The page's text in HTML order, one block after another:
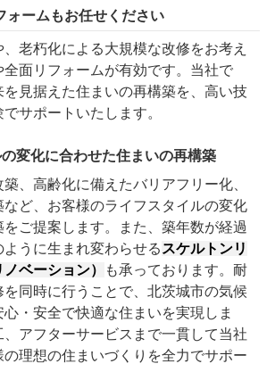
ォームもお任せください
老朽化による大規模な改修をお考え
面リフォームが有効です。当社で
を見据えた住まいの再構築を、高い技
サポートいたします。
変化に合わせた住まいの再構築
、高齢化に備えたバリアフリー化、
など、お客様のライフスタイルの変化
ご提案します。また、築年数が経過
ように生まれ変わらせる スケルトンリ
ベーション）
も承っております。耐
同時に行うことで、北茨城市の気候
・安全で快適な住まいを実現しま
アフターサービスまで一貫して当社
理想の住まいづくりを全力でサポー